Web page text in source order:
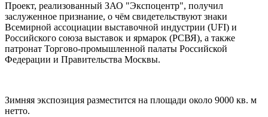
Проект, реализованный ЗАО "Экспоцентр", получил
заслуженное признание, о чём свидетельствуют знаки
Всемирной ассоциации выставочной индустрии (UFI) и
Российского союза выставок и ярмарок (РСВЯ), а также
патронат Торгово-промышленной палаты Российской
Федерации и Правительства Москвы.
Зимняя экспозиция разместится на площади около 9000 кв. м
нетто.